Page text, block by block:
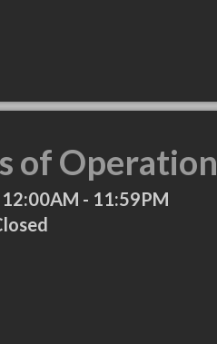
of Operation
12:00AM - 11:59PM